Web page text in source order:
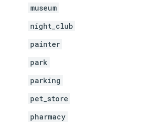
museum
night_club
painter
park
parking
pet_store
pharmacy